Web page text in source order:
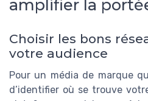
amplifier la
Choisir les bons
votre audience
Pour un média de marque
d’identifier où se trouve